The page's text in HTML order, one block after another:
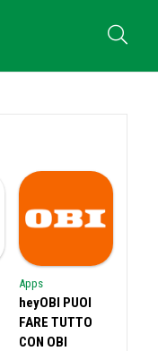
Apps
heyOBI PUOI
FARE TUTTO
CON OBI